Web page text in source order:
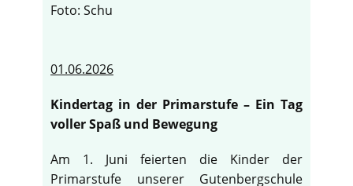
Foto: Schu
01.06.2026
Kindertag in der Primarstufe – Ein Tag
voller Spaß und Bewegung
Am 1. Juni feierten die Kinder der
Primarstufe unserer Gutenbergschule